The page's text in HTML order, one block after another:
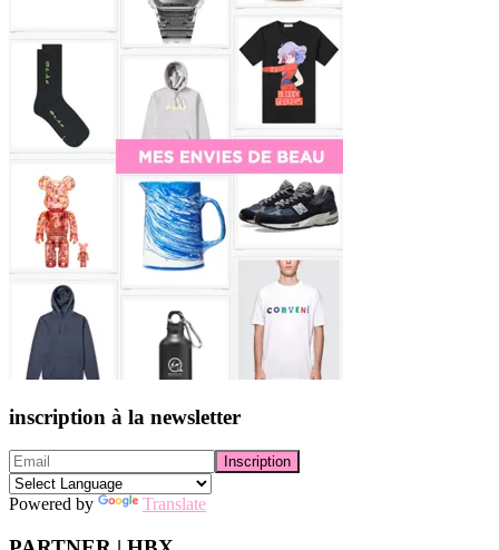
inscription à la newsletter
Powered by Translate